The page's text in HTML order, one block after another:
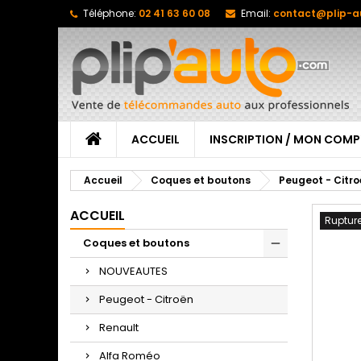
Téléphone: 02 41 63 60 08 Email: contact@plip-
ACCUEIL INSCRIPTION / MON
Accueil Coques et boutons Peugeot -
ACCUEIL
Coques et boutons
NOUVEAUTES
Peugeot - Citroën
Renault
Alfa Roméo